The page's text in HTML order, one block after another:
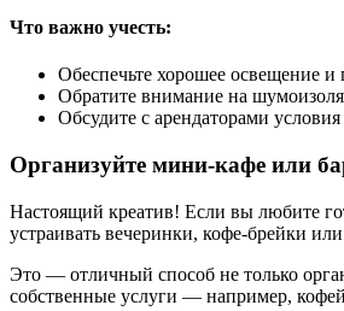
Что важно учесть:
Обеспечьте хорошее освещение
Обратите внимание на
Обсудите с арендаторами
Организуйте мини-кафе или
Настоящий креатив! Если вы любите
устраивать вечеринки, кофе-брейки
Это — отличный способ не только
собственные услуги — например,